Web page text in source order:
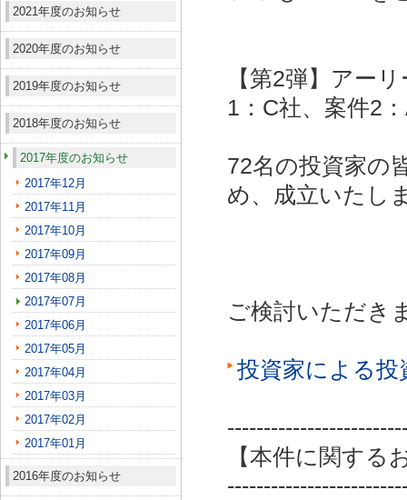
2021年度のお知らせ
2020年度のお知らせ
2019年度のお知らせ
2018年度のお知らせ
2017年度のお知らせ
2017年12月
2017年11月
2017年10月
2017年09月
2017年08月
2017年07月
2017年06月
2017年05月
2017年04月
2017年03月
2017年02月
2017年01月
2016年度のお知らせ
【第2弾】アー
1：C社、案件2
72名の投資家の
め、成立いたし
ご検討いただき
投資家による
【本件に関する